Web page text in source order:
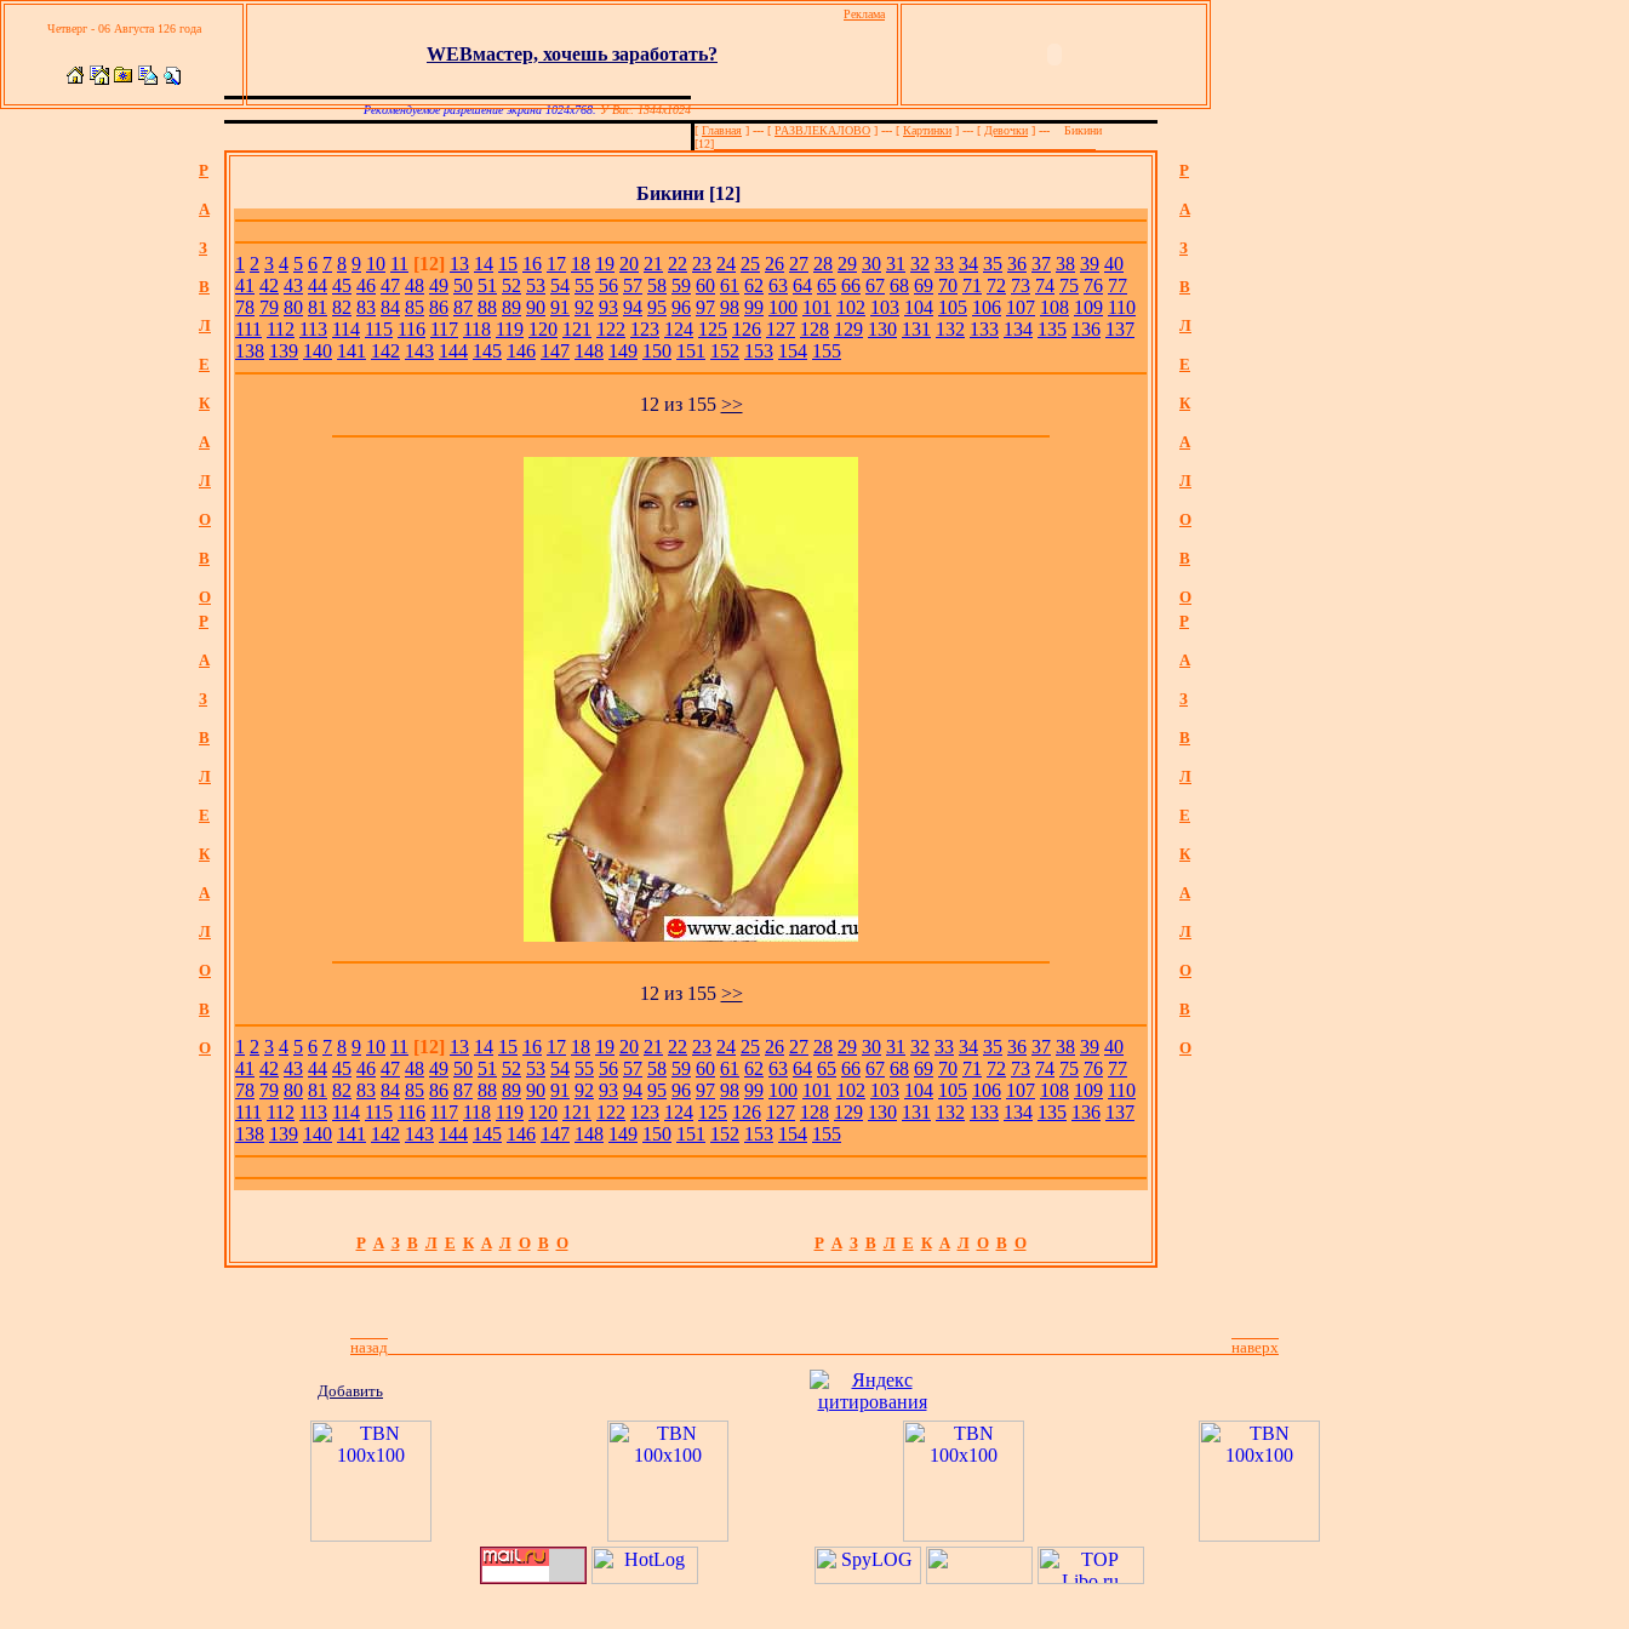
Четверг - 06 Августа 126 года
WEBмастер, хочешь заработать?
Р
А
З
В
Л
Е
К
А
Л
О
В
О
Р
А
З
В
Л
Е
К
А
Л
О
В
О
Р
А
З
В
Л
Е
К
А
Л
О
В
О
Р
А
З
В
Л
Е
К
А
Л
О
В
О
Рекомендуемое разрешение экрана 1024х768. У Вас: 1344x10241
[ Главная ] --- [ РАЗВЛЕКАЛОВО ] --- [ Картинки ] --- [ Девочки ] --- Бикини
[12]
Бикини [12]
1 2 3 4 5 6 7 8 9 10 11 [12] 13 14 15 16 17 18 19 20 21 22 23 24 25 26 27 28 29 30 31 32 33 34 35 36 37 38 39 40
41 42 43 44 45 46 47 48 49 50 51 52 53 54 55 56 57 58 59 60 61 62 63 64 65 66 67 68 69 70 71 72 73 74 75 76 77
78 79 80 81 82 83 84 85 86 87 88 89 90 91 92 93 94 95 96 97 98 99 100 101 102 103 104 105 106 107 108 109 110
111 112 113 114 115 116 117 118 119 120 121 122 123 124 125 126 127 128 129 130 131 132 133 134 135 136 137
138 139 140 141 142 143 144 145 146 147 148 149 150 151 152 153 154 155
12 из 155 >>
12 из 155 >>
1 2 3 4 5 6 7 8 9 10 11 [12] 13 14 15 16 17 18 19 20 21 22 23 24 25 26 27 28 29 30 31 32 33 34 35 36 37 38 39 40
41 42 43 44 45 46 47 48 49 50 51 52 53 54 55 56 57 58 59 60 61 62 63 64 65 66 67 68 69 70 71 72 73 74 75 76 77
78 79 80 81 82 83 84 85 86 87 88 89 90 91 92 93 94 95 96 97 98 99 100 101 102 103 104 105 106 107 108 109 110
111 112 113 114 115 116 117 118 119 120 121 122 123 124 125 126 127 128 129 130 131 132 133 134 135 136 137
138 139 140 141 142 143 144 145 146 147 148 149 150 151 152 153 154 155
Р А З В Л Е К А Л О В О Р А З В Л Е К А Л О В О
Реклама
назад наверх
Добавить